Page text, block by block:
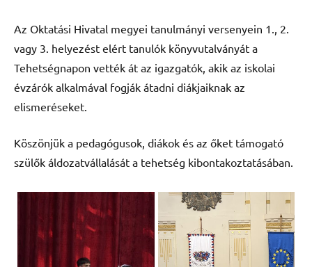
Az Oktatási Hivatal megyei tanulmányi versenyein 1., 2.
vagy 3. helyezést elért tanulók könyvutalványát a
Tehetségnapon vették át az igazgatók, akik az iskolai
évzárók alkalmával fogják átadni diákjaiknak az
elismeréseket.
Köszönjük a pedagógusok, diákok és az őket támogató
szülők áldozatvállalását a tehetség kibontakoztatásában.